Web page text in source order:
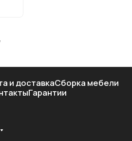
и доставкаСборка мебели
Гарантии